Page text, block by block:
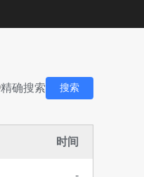
精确搜索
搜索
时间